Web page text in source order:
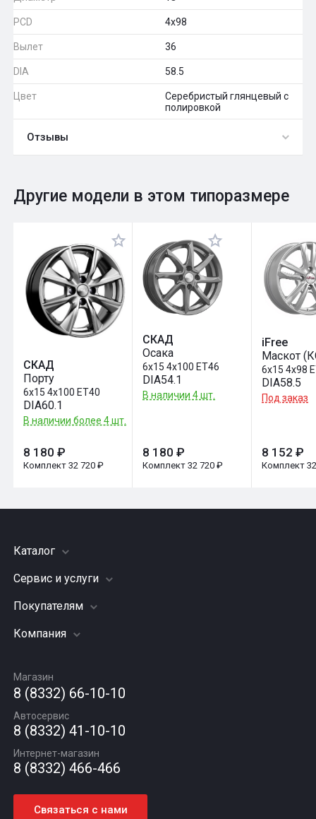
PCD 4x98
Вылет 36
DIA 58.5
Цвет
Серебристый глянцевый с
полировкой
Отзывы
Оставить отзыв
Общий рейтинг 0
Другие модели в этом типоразмере
СКАД
Порту
6x15 4x100 ET40
DIA60.1
В наличии более 4 шт.
8 180 ₽
Комплект 32 720 ₽
СКАД
Осака
6x15 4x100 ET46
DIA54.1
В наличии 4 шт.
8 180 ₽
Комплект 32 720 ₽
iFree
Маскот
6x15 4x98
DIA58.5
Под заказ
8 152 ₽
Комплект
Каталог
Шины
Грузовые шины
Диски
Автомасла
Сервис и услуги
Заправка кондиционера
Подвеска (ходовая часть)
Шиномонтаж
Покупателям
Акции
Гарантии и возврат
Компания
Вакансии
Новости
Статьи
Контакты
Магазин
8 (8332) 66-10-10
Автосервис
8 (8332) 41-10-10
Интернет-магазин
8 (8332) 466-466
Связаться с нами